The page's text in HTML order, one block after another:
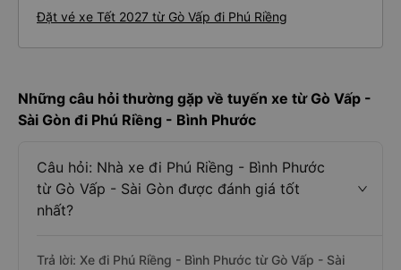
Đặt vé xe Tết 2027 từ Gò Vấp đi Phú Riềng
Những câu hỏi thường gặp về tuyến xe từ Gò Vấp -
Sài Gòn đi Phú Riềng - Bình Phước
Câu hỏi: Nhà xe đi Phú Riềng - Bình Phước
từ Gò Vấp - Sài Gòn được đánh giá tốt
nhất?
Trả lời: Xe đi Phú Riềng - Bình Phước từ Gò Vấp - Sài